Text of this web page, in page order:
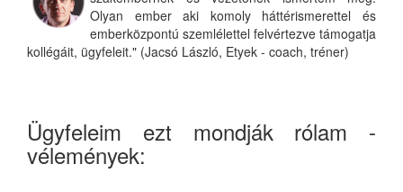
Olyan ember aki komoly háttérismerettel és
emberközpontú szemlélettel felvértezve támogatja
kollégáit, ügyfeleit." (Jacsó László, Etyek - coach, tréner)
Ügyfeleim ezt mondják rólam -
vélemények: